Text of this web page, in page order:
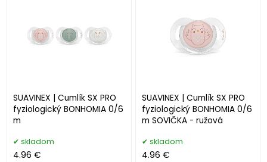
SUAVINEX | Cumlík SX PRO
fyziologický BONHOMIA 0/6
m
skladom
4.96 €
SUAVINEX | Cumlík SX PRO
fyziologický BONHOMIA 0/6
m SOVIČKA - ružová
skladom
4.96 €